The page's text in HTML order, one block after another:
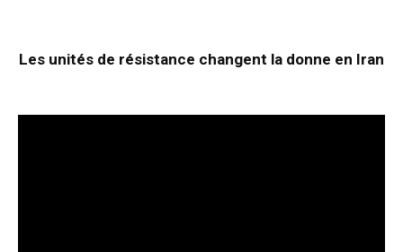
Les unités de résistance changent la donne en Iran